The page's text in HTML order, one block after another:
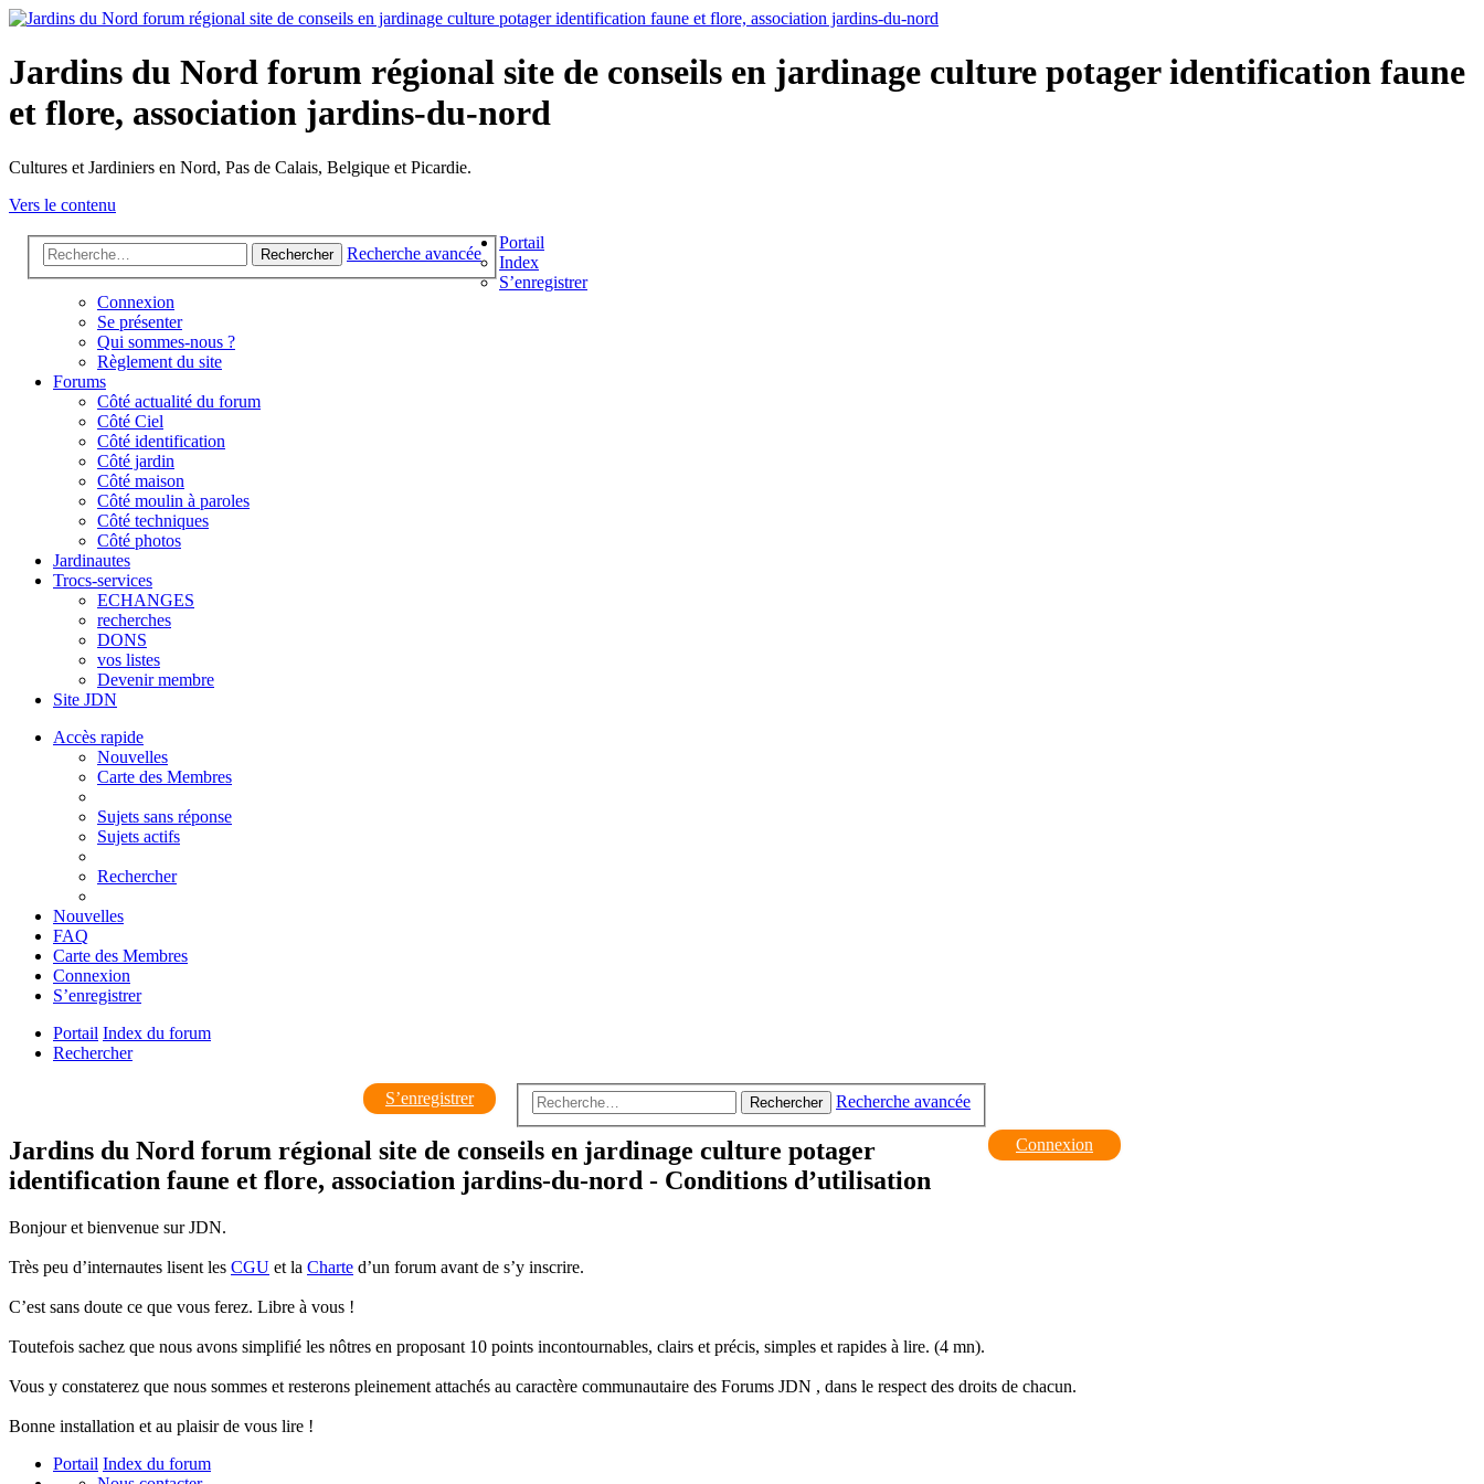
Jardins du Nord forum régional site de conseils en jardinage culture potager identification faune
et flore, association jardins-du-nord
Cultures et Jardiniers en Nord, Pas de Calais, Belgique et Picardie.
Vers le contenu
Rechercher Recherche avancée
Portail
Index
S’enregistrer
Connexion
Se présenter
Qui sommes-nous ?
Règlement du site
Forums
Côté actualité du forum
Côté Ciel
Côté identification
Côté jardin
Côté maison
Côté moulin à paroles
Côté techniques
Côté photos
Jardinautes
Trocs-services
ECHANGES
recherches
DONS
vos listes
Devenir membre
Site JDN
Accès rapide
Nouvelles
Carte des Membres
Sujets sans réponse
Sujets actifs
Rechercher
Nouvelles
FAQ
Carte des Membres
Connexion
S’enregistrer
Portail Index du forum
Rechercher
S’enregistrer Rechercher Recherche avancée
Connexion
Jardins du Nord forum régional site de conseils en jardinage culture potager
identification faune et flore, association jardins-du-nord - Conditions d’utilisation
Bonjour et bienvenue sur JDN.
Très peu d’internautes lisent les CGU et la Charte d’un forum avant de s’y inscrire.
C’est sans doute ce que vous ferez. Libre à vous !
Toutefois sachez que nous avons simplifié les nôtres en proposant 10 points incontournables, clairs et précis, simples et rapides à lire. (4 mn).
Vous y constaterez que nous sommes et resterons pleinement attachés au caractère communautaire des Forums JDN , dans le respect des droits de chacun.
Bonne installation et au plaisir de vous lire !
Portail Index du forum